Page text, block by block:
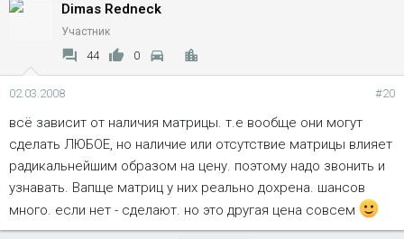
Dimas Redneck
Участник
44 0
02.03.2008 #20
всё зависит от наличия матрицы. т.е вообще они могут
сделать ЛЮБОЕ, но наличие или отсутствие матрицы влияет
радикальнейшим образом на цену. поэтому надо звонить и
узнавать. Вапще матриц у них реально дохрена. шансов
много. если нет - сделают. но это другая цена совсем